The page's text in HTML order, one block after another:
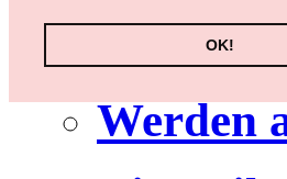
OK!
Werden